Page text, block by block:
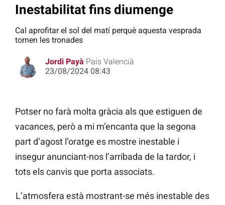
Inestabilitat fins diumenge
Cal aprofitar el sol del matí perquè aquesta vesprada
tornen les tronades
Jordi Payà País Valencià
23/08/2024 08:43
Potser no farà molta gràcia als que estiguen de
vacances, però a mi m’encanta que la segona
part d’agost l’oratge es mostre inestable i
insegur anunciant-nos l’arribada de la tardor, i
tots els canvis que porta associats.
L’atmosfera està mostrant-se més inestable des